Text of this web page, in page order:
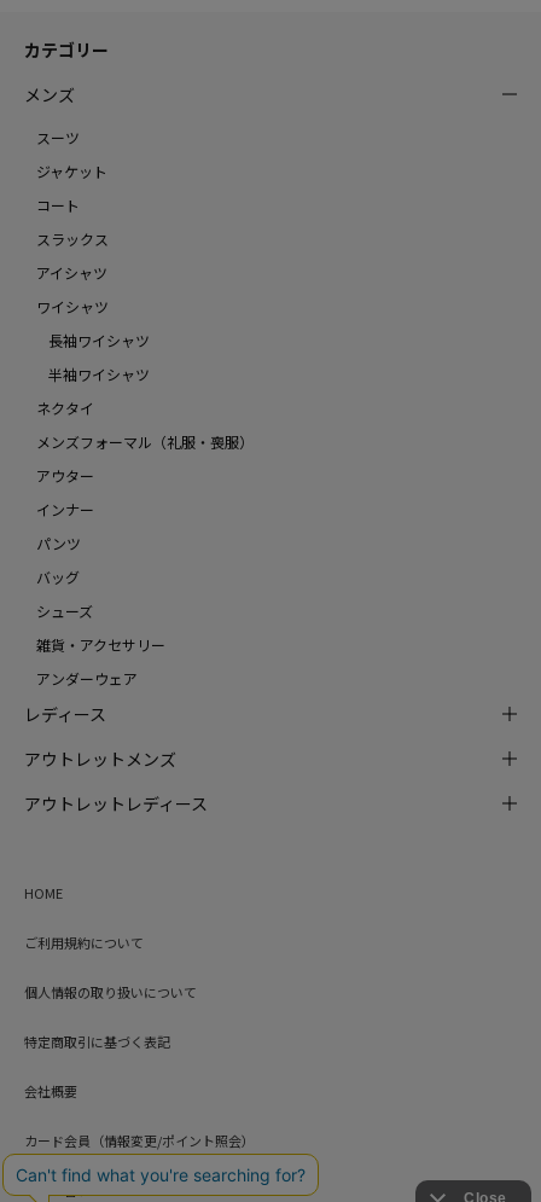
カテゴリー
メンズ
スーツ
ジャケット
コート
スラックス
アイシャツ
ワイシャツ
長袖ワイシャツ
半袖ワイシャツ
ネクタイ
メンズフォーマル（礼服・喪服）
アウター
インナー
パンツ
バッグ
シューズ
雑貨・アクセサリー
アンダーウェア
レディース
アウトレットメンズ
アウトレットレディース
HOME
ご利用規約について
個人情報の取り扱いについて
特定商取引に基づく表記
会社概要
カード会員（情報変更/ポイント照会）